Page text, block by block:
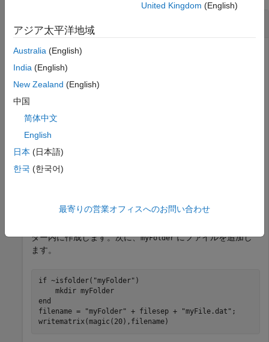
IsFolder制約を使用して、フォルダーが存在するかどうか
をテストします。
最初に、この例で使用するクラスをインポートします。
import
import
ダー内に作成します。次に、myFolderにファイルを追加し
ます。
if ~isfolder( "myFolder" )
    mkdir
myFolder
end
filename =
"myFolder" + filesep + "myFile.dat" ;
writematrix(magic(20),filename)
United Kingdom (English)
アジア太平洋地域
Australia (English)
India (English)
New Zealand (English)
中国
简体中文
English
日本 (日本語)
한국 (한국어)
最寄りの営業オフィスへのお問い合わせ